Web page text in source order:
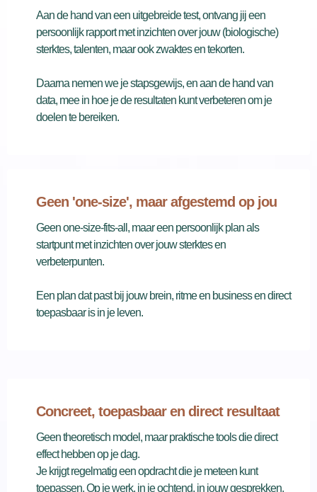
Aan de hand van een uitgebreide test, ontvang jij een
persoonlijk rapport met inzichten over jouw (biologische)
sterktes, talenten, maar ook zwaktes en tekorten.
Daarna nemen we je stapsgewijs, en aan de hand van
data, mee in hoe je de resultaten kunt verbeteren om je
doelen te bereiken.
Geen 'one-size', maar afgestemd op jou
Geen one-size-fits-all, maar een persoonlijk plan als
startpunt met inzichten over jouw sterktes en
verbeterpunten.
Een plan dat past bij jouw brein, ritme en business en direct
toepasbaar is in je leven.
Concreet, toepasbaar en direct resultaat
Geen theoretisch model, maar praktische tools die direct
effect hebben op je dag.
Je krijgt regelmatig een opdracht die je meteen kunt
toepassen. Op je werk, in je ochtend, in jouw gesprekken.